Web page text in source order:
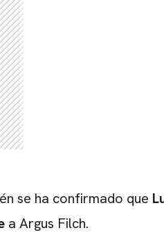
se ha confirmado que
a Argus Filch.